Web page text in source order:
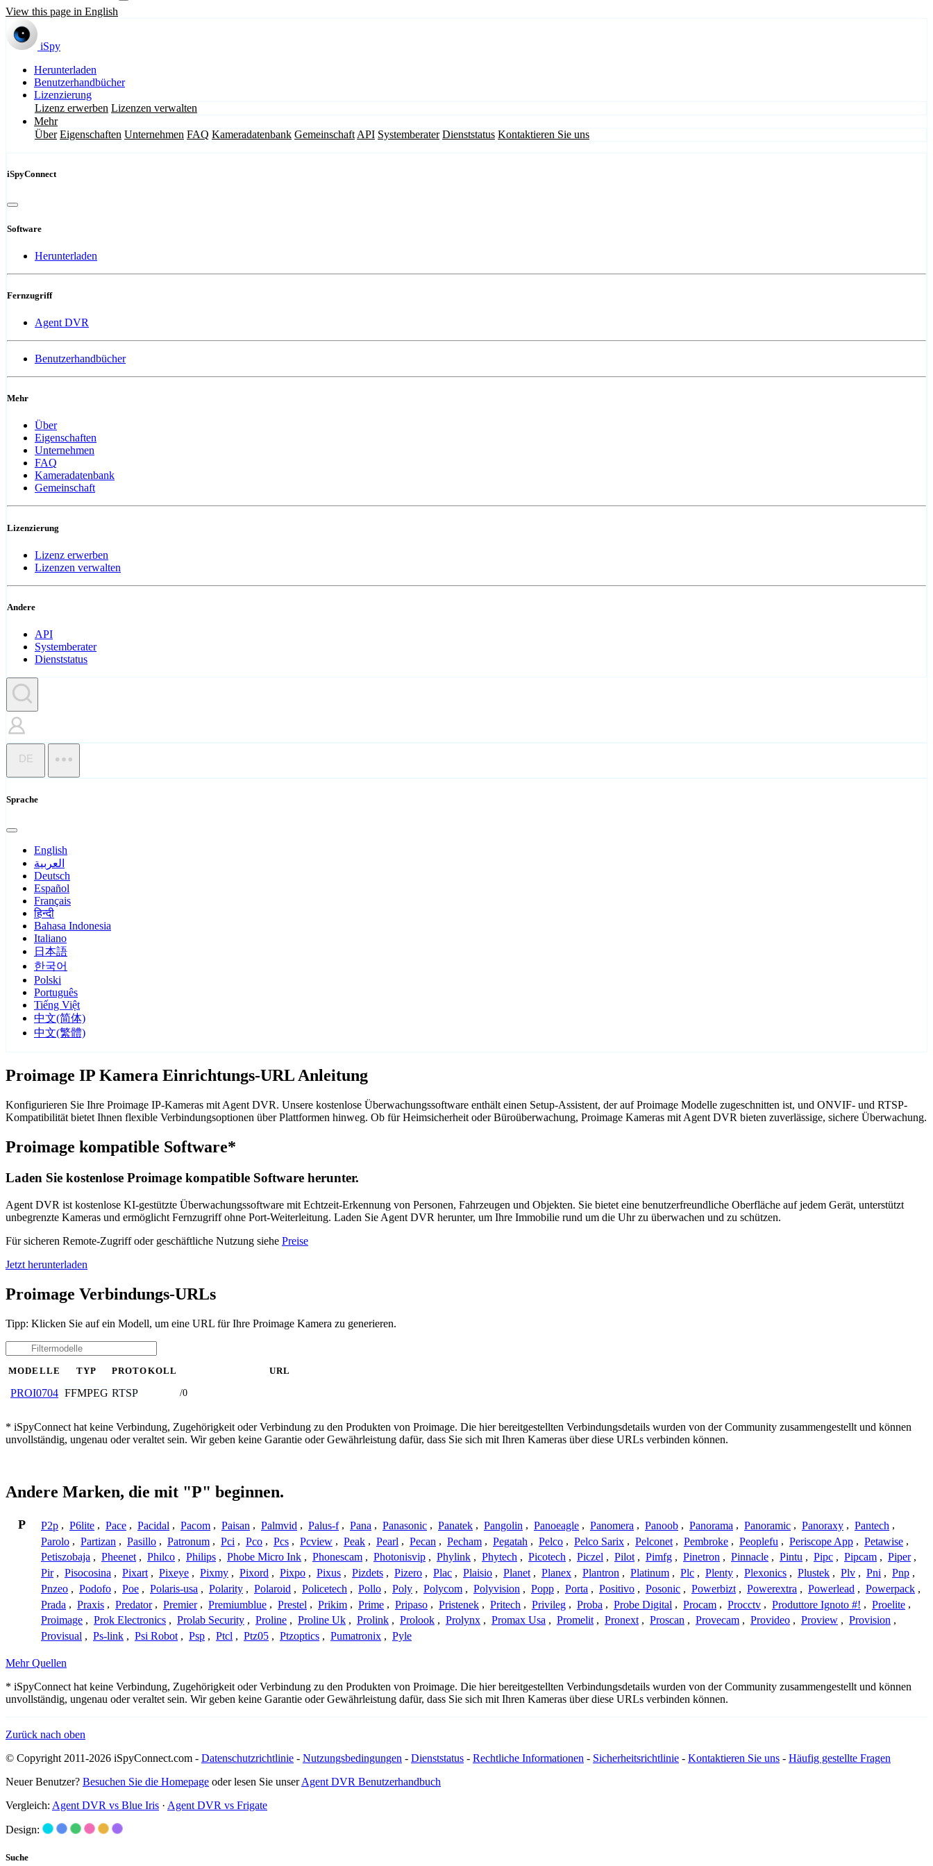
View this page in English
iSpy
Herunterladen
Benutzerhandbücher
Lizenzierung
Lizenz erwerben Lizenzen verwalten
Mehr
Über Eigenschaften Unternehmen FAQ Kameradatenbank Gemeinschaft API Systemberater Dienststatus Kontaktieren Sie uns
iSpyConnect
Software
Herunterladen
Fernzugriff
Agent DVR
Benutzerhandbücher
Mehr
Über
Eigenschaften
Unternehmen
FAQ
Kameradatenbank
Gemeinschaft
Lizenzierung
Lizenz erwerben
Lizenzen verwalten
Andere
API
Systemberater
Dienststatus
DE
Sprache
English
العربية
Deutsch
Español
Français
हिन्दी
Bahasa Indonesia
Italiano
日本語
한국어
Polski
Português
Tiếng Việt
中文(简体)
中文(繁體)
Proimage IP Kamera Einrichtungs-URL Anleitung
Konfigurieren Sie Ihre Proimage IP-Kameras mit Agent DVR. Unsere kostenlose Überwachungssoftware enthält einen Setup-Assistent, der auf Proimage Modelle zugeschnitten ist, und ONVIF- und RTSP-
Kompatibilität bietet Ihnen flexible Verbindungsoptionen über Plattformen hinweg. Ob für Heimsicherheit oder Büroüberwachung, Proimage Kameras mit Agent DVR bieten zuverlässige, sichere Überwachung.
Proimage kompatible Software*
Laden Sie kostenlose Proimage kompatible Software herunter.
Agent DVR ist kostenlose KI-gestützte Überwachungssoftware mit Echtzeit-Erkennung von Personen, Fahrzeugen und Objekten. Sie bietet eine benutzerfreundliche Oberfläche auf jedem Gerät, unterstützt
unbegrenzte Kameras und ermöglicht Fernzugriff ohne Port-Weiterleitung. Laden Sie Agent DVR herunter, um Ihre Immobilie rund um die Uhr zu überwachen und zu schützen.
Für sicheren Remote-Zugriff oder geschäftliche Nutzung siehe Preise
Jetzt herunterladen
Proimage Verbindungs-URLs
Tipp: Klicken Sie auf ein Modell, um eine URL für Ihre Proimage Kamera zu generieren.
MODELLE TYP PROTOKOLL URL
PROI0704 FFMPEG RTSP /0
* iSpyConnect hat keine Verbindung, Zugehörigkeit oder Verbindung zu den Produkten von Proimage. Die hier bereitgestellten Verbindungsdetails wurden von der Community zusammengestellt und können
unvollständig, ungenau oder veraltet sein. Wir geben keine Garantie oder Gewährleistung dafür, dass Sie sich mit Ihren Kameras über diese URLs verbinden können.
Andere Marken, die mit "P" beginnen.
P P2p , P6lite , Pace , Pacidal , Pacom , Paisan , Palmvid , Palus-f , Pana , Panasonic , Panatek , Pangolin , Panoeagle , Panomera , Panoob , Panorama , Panoramic , Panoraxy , Pantech ,
Parolo , Partizan , Pasillo , Patronum , Pci , Pco , Pcs , Pcview , Peak , Pearl , Pecan , Pecham , Pegatah , Pelco , Pelco Sarix , Pelconet , Pembroke , Peoplefu , Periscope App , Petawise ,
Petiszobaja , Pheenet , Philco , Philips , Phobe Micro Ink , Phonescam , Photonisvip , Phylink , Phytech , Picotech , Piczel , Pilot , Pimfg , Pinetron , Pinnacle , Pintu , Pipc , Pipcam , Piper ,
Pir , Pisocosina , Pixart , Pixeye , Pixmy , Pixord , Pixpo , Pixus , Pizdets , Pizero , Plac , Plaisio , Planet , Planex , Plantron , Platinum , Plc , Plenty , Plexonics , Plustek , Plv , Pni , Pnp ,
Pnzeo , Podofo , Poe , Polaris-usa , Polarity , Polaroid , Policetech , Pollo , Poly , Polycom , Polyvision , Popp , Porta , Positivo , Posonic , Powerbizt , Powerextra , Powerlead , Powerpack ,
Prada , Praxis , Predator , Premier , Premiumblue , Prestel , Prikim , Prime , Pripaso , Pristenek , Pritech , Privileg , Proba , Probe Digital , Procam , Procctv , Produttore Ignoto #! , Proelite ,
Proimage , Prok Electronics , Prolab Security , Proline , Proline Uk , Prolink , Prolook , Prolynx , Promax Usa , Promelit , Pronext , Proscan , Provecam , Provideo , Proview , Provision ,
Provisual , Ps-link , Psi Robot , Psp , Ptcl , Ptz05 , Ptzoptics , Pumatronix , Pyle
Mehr Quellen
* iSpyConnect hat keine Verbindung, Zugehörigkeit oder Verbindung zu den Produkten von Proimage. Die hier bereitgestellten Verbindungsdetails wurden von der Community zusammengestellt und können
unvollständig, ungenau oder veraltet sein. Wir geben keine Garantie oder Gewährleistung dafür, dass Sie sich mit Ihren Kameras über diese URLs verbinden können.
Zurück nach oben
© Copyright 2011-2026 iSpyConnect.com - Datenschutzrichtlinie - Nutzungsbedingungen - Dienststatus - Rechtliche Informationen - Sicherheitsrichtlinie - Kontaktieren Sie uns - Häufig gestellte Fragen
Neuer Benutzer? Besuchen Sie die Homepage oder lesen Sie unserAgent DVR Benutzerhandbuch
Vergleich: Agent DVR vs Blue Iris · Agent DVR vs Frigate
Design:
Suche